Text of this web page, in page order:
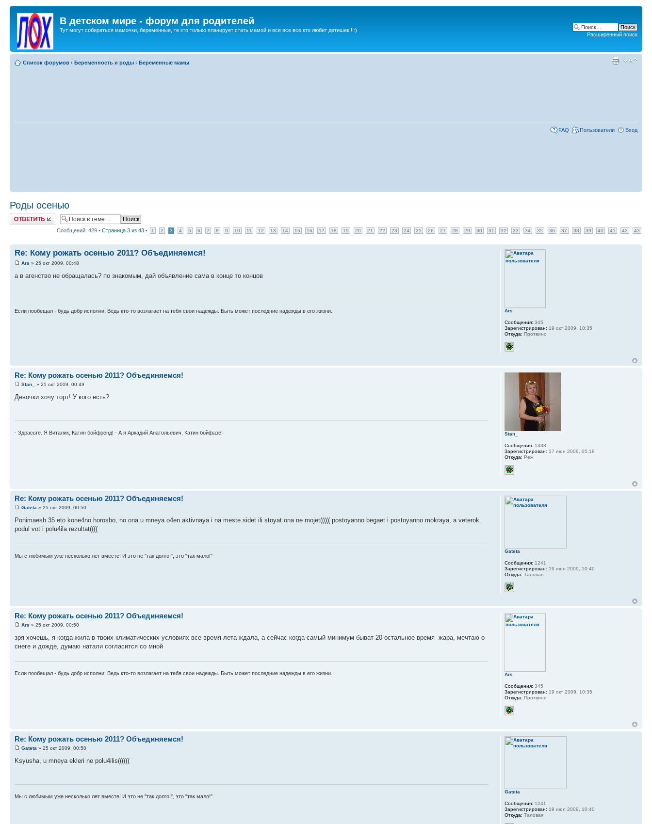
В детском мире - форум для родителей
Тут могут собираться мамочки, беременные, те кто только планирует стать мамой и все все все кто любит детишек!!!:)
Расширенный поиск
Список форумов ‹ Беременность и роды ‹ Беременные мамы
FAQ Пользователи Вход
Роды осенью
Ответить
Сообщений: 429 • Страница 3 из 43 • 1 2 3 4 5 6 7 8 9 10 11 12 13 14 15 16 17 18 19 20 21 22 23 24 25 26 27 28 29 30 31 32 33 34 35 36 37 38 39 40 41 42 43
Re: Кому рожать осенью 2011? Объединяемся!
Ars » 25 окт 2009, 00:48
а в агенство не обращалась? по знакомым, дай объявление сама в конце то концов
Если пообещал - будь добр исполни. Ведь кто-то возлагает на тебя свои надежды. Быть может последние надежды в его жизни. Ars
Сообщения: 345
Зарегистрирован: 19 окт 2009, 10:35
Откуда: Протвино
Re: Кому рожать осенью 2011? Объединяемся!
Stan_ » 25 окт 2009, 00:49
Девочки хочу торт! У кого есть?
- Здрасьте. Я Виталик, Катин бойфренд! - А я Аркадий Анатольевич, Катин бойфазе! Stan_
Сообщения: 1333
Зарегистрирован: 17 июн 2009, 05:18
Откуда: Реж
Re: Кому рожать осенью 2011? Объединяемся!
Gateta » 25 окт 2009, 00:50
Ponimaesh 35 eto kone4no horosho, no ona u mneya o4en aktivnaya i na meste sidet ili stoyat ona ne mojet((((( postoyanno begaet i postoyanno mokraya, a veterok
podul vot i polu4ila rezultat((((
Мы с любимым уже несколько лет вместе! И это не "так долго!", это "так мало!"
Gateta
Сообщения: 1241
Зарегистрирован: 19 июл 2009, 10:40
Откуда: Таловая
Re: Кому рожать осенью 2011? Объединяемся!
Ars » 25 окт 2009, 00:50
зря хочешь, я когда жила в твоих климатических условиях все время лета ждала, а сейчас когда самый минимум быват 20 остальное время жара, мечтаю о
снеге и дожде, думаю натали согласится со мной
Если пообещал - будь добр исполни. Ведь кто-то возлагает на тебя свои надежды. Быть может последние надежды в его жизни. Ars
Сообщения: 345
Зарегистрирован: 19 окт 2009, 10:35
Откуда: Протвино
Re: Кому рожать осенью 2011? Объединяемся!
Gateta » 25 окт 2009, 00:50
Ksyusha, u mneya ekleri ne polu4ilis((((((
Мы с любимым уже несколько лет вместе! И это не "так долго!", это "так мало!"
Gateta
Сообщения: 1241
Зарегистрирован: 19 июл 2009, 10:40
Откуда: Таловая